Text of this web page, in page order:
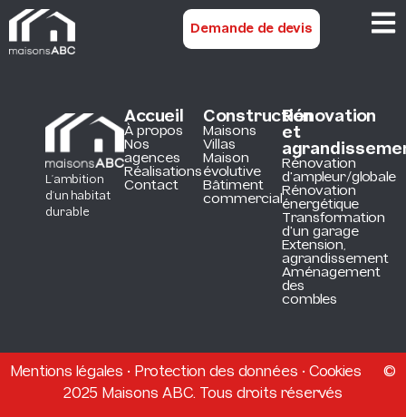
Demande de devis
L’ambition
d’un habitat
durable
Accueil
À propos
Nos
agences
Réalisations
Contact
Construction
Maisons
Villas
Maison
évolutive
Bâtiment
commercial
Rénovation
et
Rénovation
d'ampleur/globale
Rénovation
énergétique
Transformation
d'un garage
Extension,
agrandissement
Aménagement
des
combles
Mentions légales • Protection des données • Cookies ©
2025 Maisons ABC. Tous droits réservés